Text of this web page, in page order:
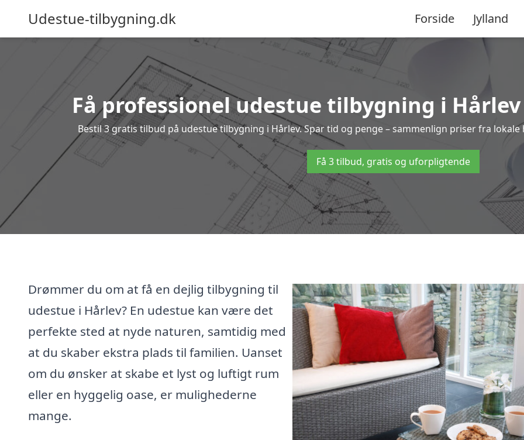
Udestue-tilbygning.dk Forside Jylland
Få professionel udestue tilbygning i
Bestil 3 gratis tilbud på udestue tilbygning i Hårlev. Spar tid og penge – sammenlign priser fra
Få 3 tilbud, gratis og uforpligtende
Drømmer du om at få en dejlig tilbygning til
udestue i Hårlev? En udestue kan være det
perfekte sted at nyde naturen, samtidig med
at du skaber ekstra plads til familien. Uanset
om du ønsker at skabe et lyst og luftigt rum
eller en hyggelig oase, er mulighederne
mange.